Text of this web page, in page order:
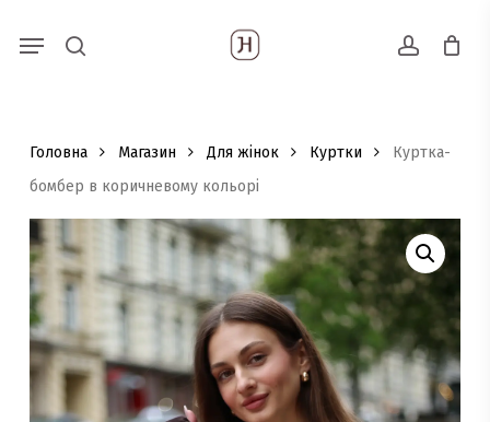
Пошук
товарів
account
Menu
Головна Магазин Для жінок Куртки
Куртка-
бомбер в коричневому кольорі